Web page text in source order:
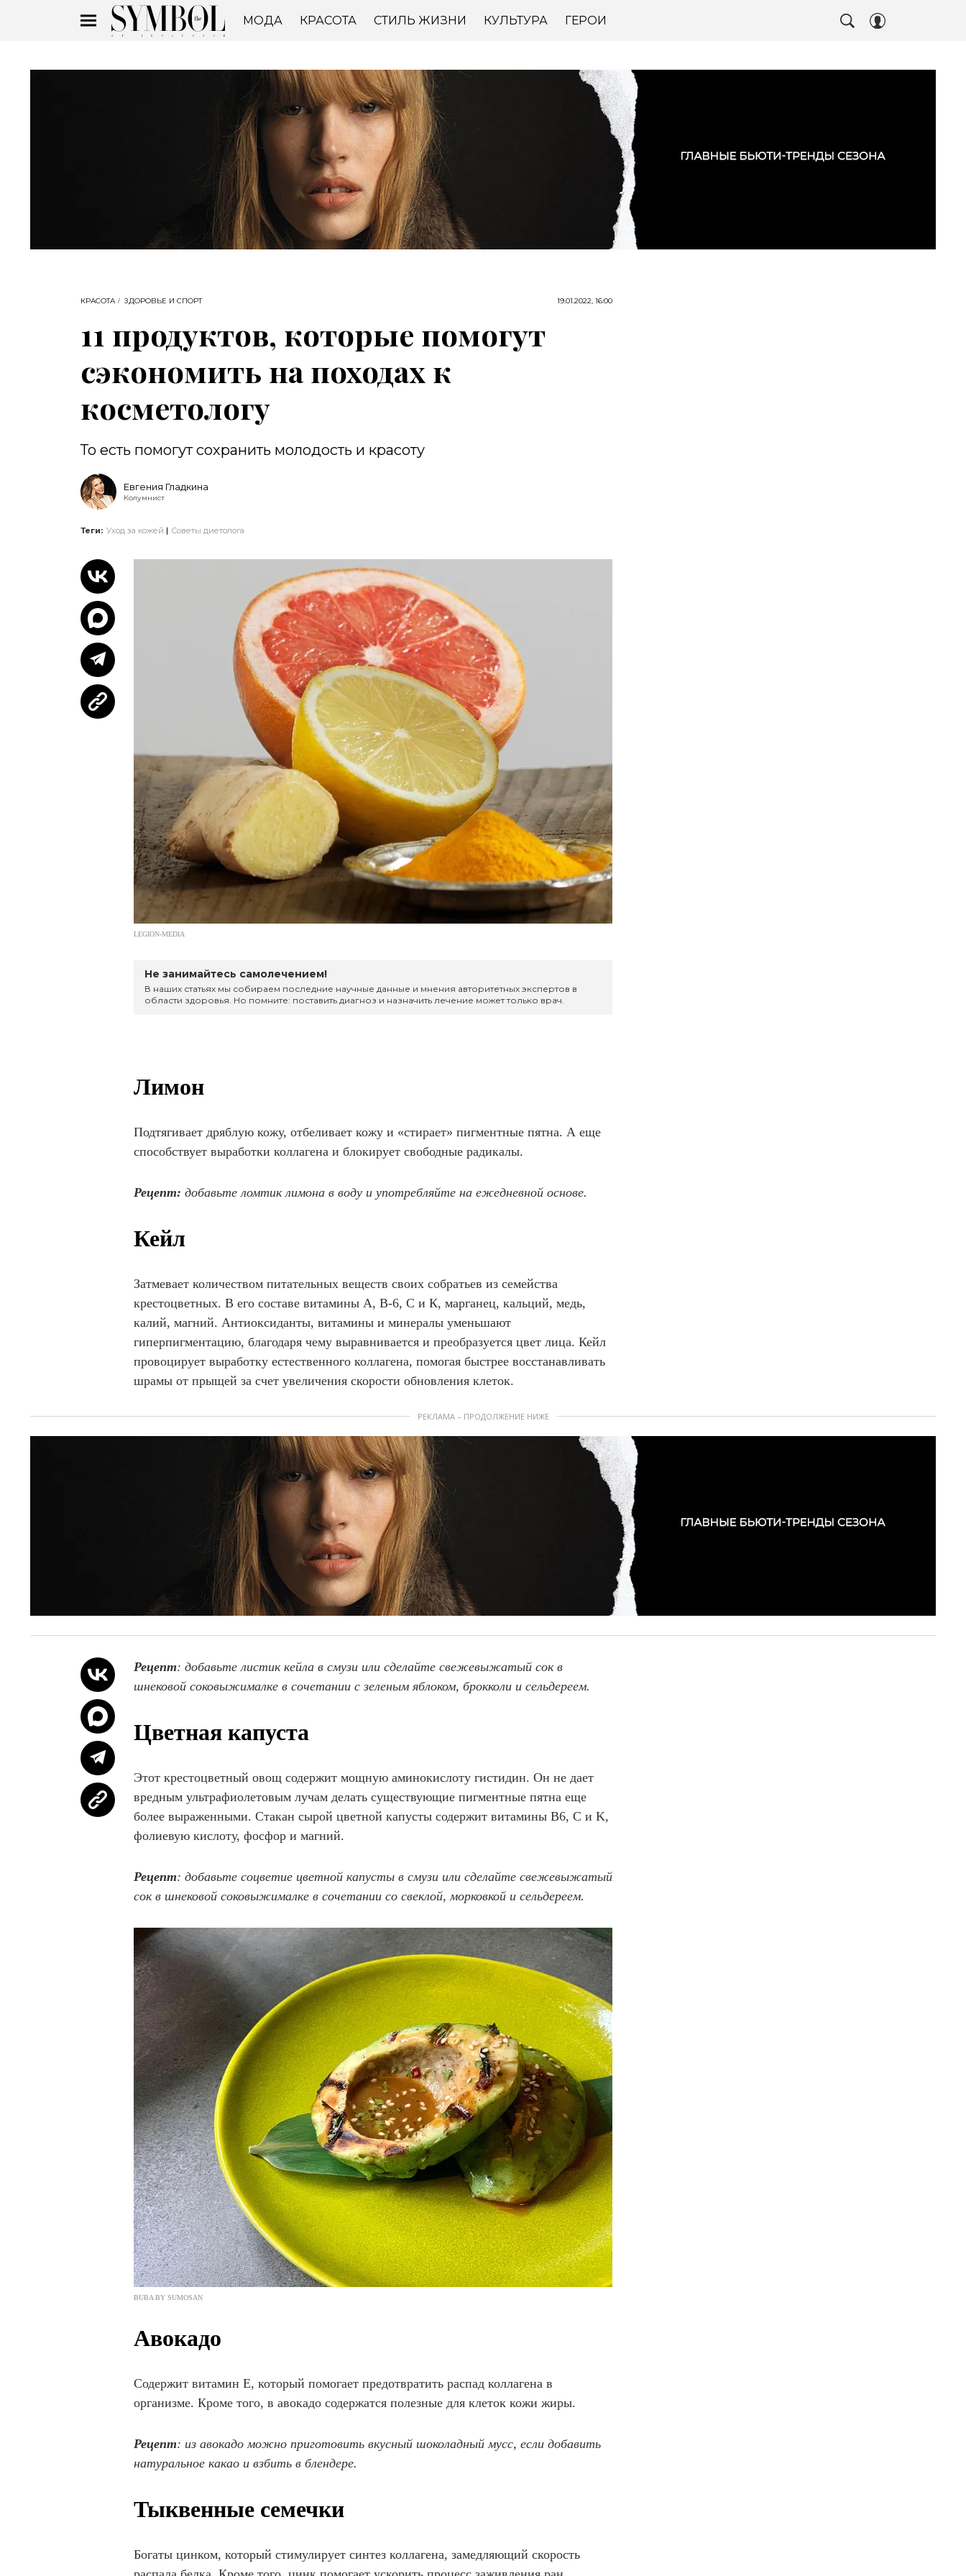
МОДА КРАСОТА СТИЛЬ ЖИЗНИ КУЛЬТУРА ГЕРОИ
КРАСОТА ЗДОРОВЬЕ И СПОРТ 19.01.2022, 16:00
11 продуктов, которые помогут
сэкономить на походах к
косметологу
То есть помогут сохранить молодость и красоту
Евгения Гладкина
Колумнист
Теги: Уход за кожей Советы диетолога
LEGION-MEDIA
Не занимайтесь самолечением!
В наших статьях мы собираем последние научные данные и мнения авторитетных экспертов в
области здоровья. Но помните: поставить диагноз и назначить лечение может только врач.
Лимон
Подтягивает дряблую кожу, отбеливает кожу и «стирает» пигментные пятна. А еще
способствует выработки коллагена и блокирует свободные радикалы.
Рецепт: добавьте ломтик лимона в воду и употребляйте на ежедневной основе.
Кейл
Затмевает количеством питательных веществ своих собратьев из семейства
крестоцветных. В его составе витамины А, В-6, С и К, марганец, кальций, медь,
калий, магний. Антиоксиданты, витамины и минералы уменьшают
гиперпигментацию, благодаря чему выравнивается и преобразуется цвет лица. Кейл
провоцирует выработку естественного коллагена, помогая быстрее восстанавливать
шрамы от прыщей за счет увеличения скорости обновления клеток.
РЕКЛАМА – ПРОДОЛЖЕНИЕ НИЖЕ
Рецепт: добавьте листик кейла в смузи или сделайте свежевыжатый сок в
шнековой соковыжималке в сочетании с зеленым яблоком, брокколи и сельдереем.
Цветная капуста
Этот крестоцветный овощ содержит мощную аминокислоту гистидин. Он не дает
вредным ультрафиолетовым лучам делать существующие пигментные пятна еще
более выраженными. Стакан сырой цветной капусты содержит витамины B6, C и K,
фолиевую кислоту, фосфор и магний.
Рецепт: добавьте соцветие цветной капусты в смузи или сделайте свежевыжатый
сок в шнековой соковыжималке в сочетании со свеклой, морковкой и сельдереем.
BUBA BY SUMOSAN
Авокадо
Содержит витамин Е, который помогает предотвратить распад коллагена в
организме. Кроме того, в авокадо содержатся полезные для клеток кожи жиры.
Рецепт: из авокадо можно приготовить вкусный шоколадный мусс, если добавить
натуральное какао и взбить в блендере.
Тыквенные семечки
Богаты цинком, который стимулирует синтез коллагена, замедляющий скорость